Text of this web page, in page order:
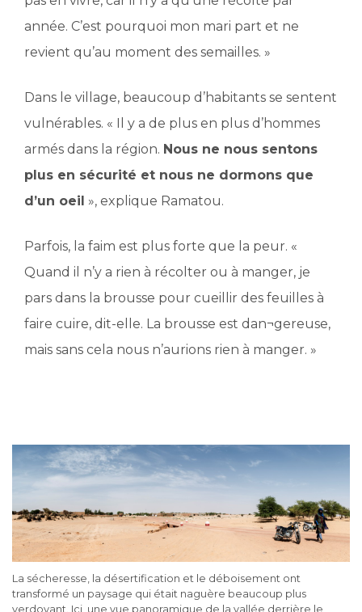
année. C’est pourquoi mon mari part et ne
revient qu’au moment des semailles. »
Dans le village, beaucoup d’habitants se sentent
vulnérables. « Il y a de plus en plus d’hommes
armés dans la région. Nous ne nous sentons
plus en sécurité et nous ne dormons que
d’un oeil », explique Ramatou.
Parfois, la faim est plus forte que la peur. «
Quand il n’y a rien à récolter ou à manger, je
pars dans la brousse pour cueillir des feuilles à
faire cuire, dit-elle. La brousse est dan¬gereuse,
mais sans cela nous n’aurions rien à manger. »
La sécheresse, la désertification et le déboisement ont
transformé un paysage qui était naguère beaucoup plus
verdoyant. Ici, une vue panoramique de la vallée derrière le